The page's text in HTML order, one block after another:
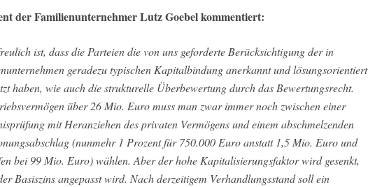
der Familienunternehmer Lutz Goebel kommentiert:
ist, dass die Parteien die von uns geforderte Berücksichtigung der in
geradezu typischen Kapitalbindung anerkannt und lösungsorientiert
haben, wie auch die strukturelle Überbewertung durch das Bewertungsrecht.
über 26 Mio. Euro muss man zwar immer noch zwischen einer
mit Heranziehen des privaten Vermögens und einem abschmelzenden
(nunmehr 1 Prozent für 750.000 Euro anstatt 1,5 Mio. Euro und
bei 99 Mio. Euro) wählen. Aber der hohe Kapitalisierungsfaktor wird gesenkt,
Basiszins angepasst wird. Nach derzeitigem Verhandlungsstand soll ein